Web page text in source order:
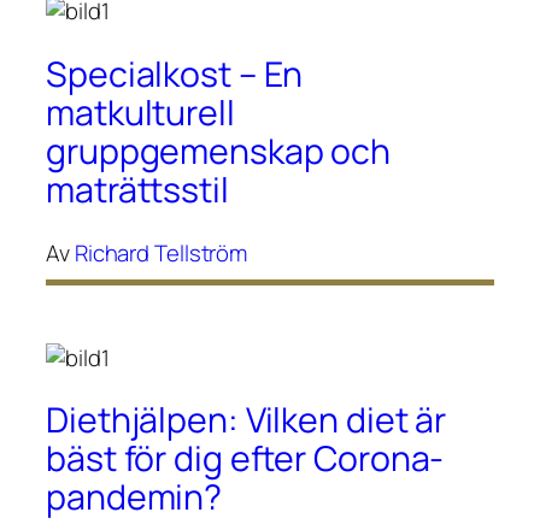
Specialkost – En
matkulturell
gruppgemenskap och
maträttsstil
AvRichard Tellström
Diethjälpen: Vilken diet är
bäst för dig efter Corona-
pandemin?